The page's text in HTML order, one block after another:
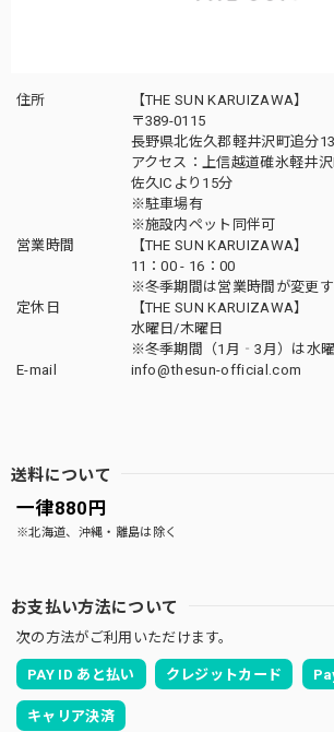
住所
【THE SUN KARUIZAWA】
〒389-0115
長野県北佐久郡軽井沢町追分
アクセス：上信越道碓氷軽井沢
佐久ICより15分
※駐車場有
※施設内ペット同伴可
営業時間
【THE SUN KARUIZAWA】
11：00 - 16：00
※冬季期間は営業時間が変更
定休日
【THE SUN KARUIZAWA】
水曜日/木曜日
※冬季期間（1月‐3月）は水
E-mail
info@thesun-official.com
送料について
一律880円
※北海道、沖縄・離島は除く
お支払い方法について
次の方法がご利用いただけます。
PAY ID あと払い クレジットカード
キャリア決済